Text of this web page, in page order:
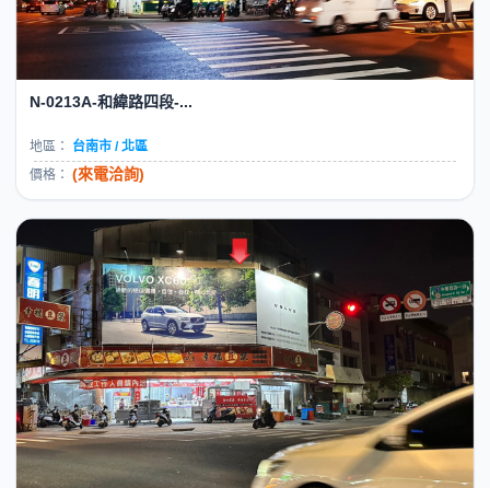
N-0213A-和緯路四段-...
地區：
台南市 / 北區
價格： (來電洽詢)